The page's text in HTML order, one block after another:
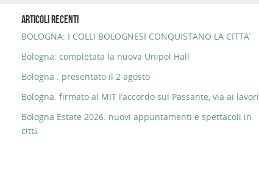
ARTICOLI RECENTI
BOLOGNA: I COLLI BOLOGNESI CONQUISTANO LA CITTA’
Bologna: completata la nuova Unipol Hall
Bologna : presentato il 2 agosto
Bologna: firmato al MIT l’accordo sul Passante, via ai lavori
Bologna Estate 2026: nuovi appuntamenti e spettacoli in
città